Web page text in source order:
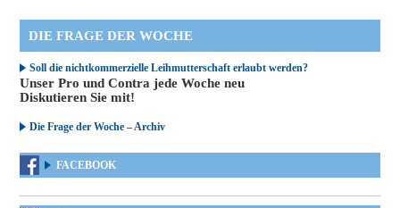
DIE FRAGE DER WOCHE
Soll die nichtkommerzielle Leihmutterschaft erlaubt werden?
Unser Pro und Contra jede Woche neu
Diskutieren Sie mit!
Die Frage der Woche – Archiv
FACEBOOK